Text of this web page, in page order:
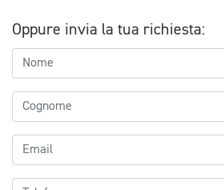
Oppure invia la tua richiesta: